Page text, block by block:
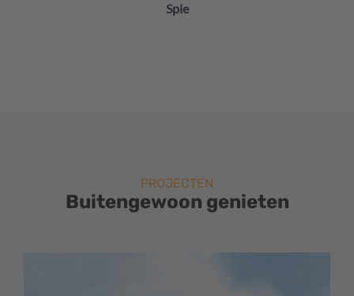
Balustrade
PROJECTEN
Buitengewoon genieten